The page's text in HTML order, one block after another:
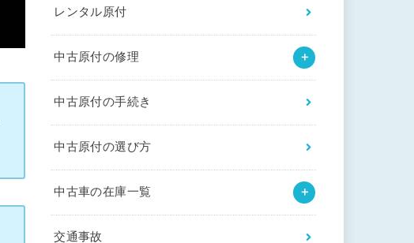
レンタル原付
中古原付の修理
中古原付の手続き
中古原付の選び方
中古車の在庫一覧
交通事故